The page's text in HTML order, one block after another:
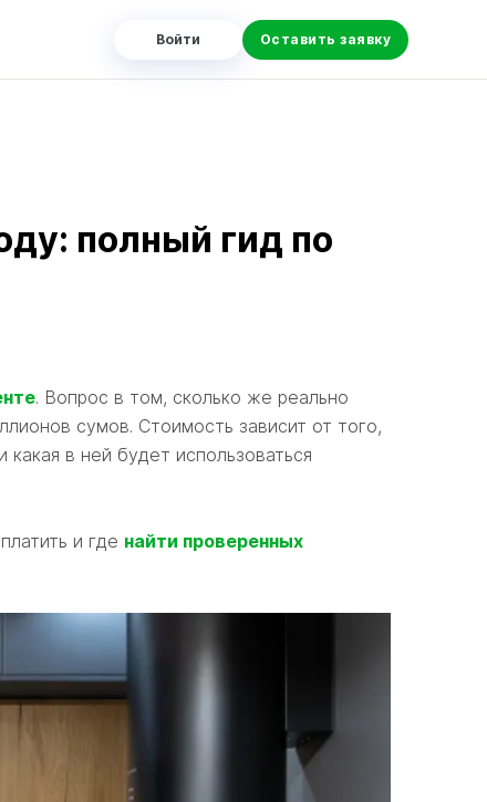
Войти Оставить заявку
полный гид по
. Вопрос в том, сколько же реально
сумов. Стоимость зависит от того,
в ней будет использоваться
и где найти проверенных